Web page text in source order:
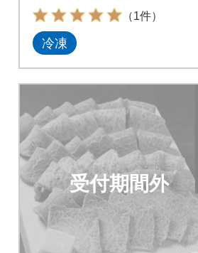
（1件）
冷凍
受付期間外